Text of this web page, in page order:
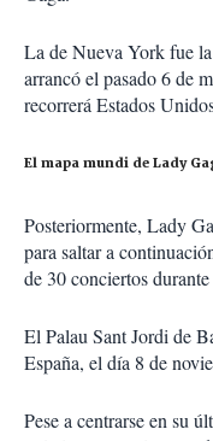
La de Nueva York fue
arrancó el pasado 6 de
recorrerá Estados
El mapa mundi de Lady
Posteriormente, Lady
para saltar a
de 30 conciertos
El Palau Sant Jordi de
España, el día 8 de
Pese a centrarse en su